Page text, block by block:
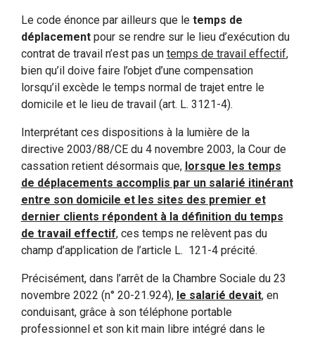
Le code énonce par ailleurs que le temps de
déplacementpour se rendre sur le lieu d’exécution du
contrat de travail n’est pas un temps de travail effectif,
bien qu’il doive faire l’objet d’une compensation
lorsqu’il excède le temps normal de trajet entre le
domicile et le lieu de travail (art. L. 3121-4).
Interprétant ces dispositions à la lumière de la
directive 2003/88/CE du 4 novembre 2003, la Cour de
cassation retient désormais que, lorsque les temps
de déplacements accomplis par un salarié itinérant
entre son domicile et les sites des premier et
dernier clients répondent à la définition du temps
de travail effectif, ces temps ne relèvent pas du
champ d’application de l’article L. 121-4 précité.
Précisément, dans l’arrêt de la Chambre Sociale du 23
novembre 2022 (n° 20-21.924), le salarié devait, en
conduisant, grâce à son téléphone portable
professionnel et son kit main libre intégré dans le